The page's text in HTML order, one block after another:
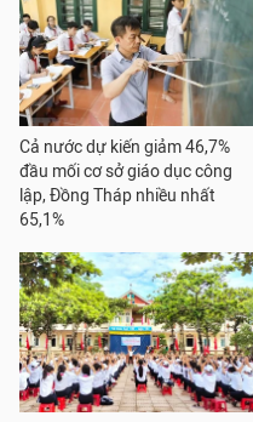
Cả nước dự kiến giảm 46,7%
đầu mối cơ sở giáo dục công
lập, Đồng Tháp nhiều nhất
65,1%